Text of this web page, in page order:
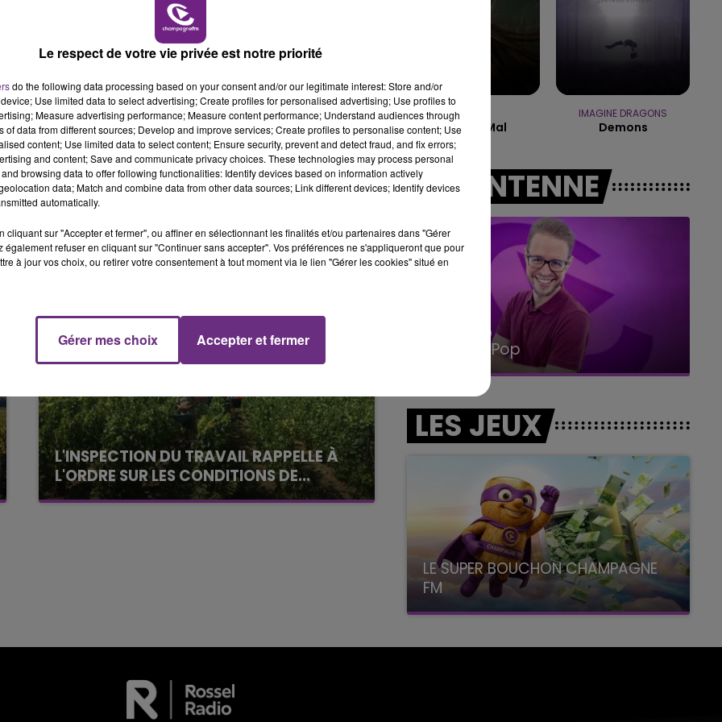
10h00 - 14h00
LE TICKET DE CAISSE
de la Ronron Association, une association de
« Le chat » est baptisé « Piano ». Il est pris en charge
à déchiffrer un tatouage. D’après le fichier, Piano a
mais ravie, que son bien-aimé Pitchoun avait disparu
une commune proche du quartier rémois où
quel a été son parcours depuis un an. « Ça
retrouvailles inespérées.
L'INSPECTION DU TRAVAIL RAPPELLE À
L'ORDRE SUR LES CONDITIONS DE...
Alors que les dates de début des vendange
Ca Fait Mal
IMAGINE DRAGONS
Demons
A L'ANTENNE
10h00 - 14h00
LE TICKET DE CAISSE
14h00 - 15h00
La Radio Pop
LES JEUX
LE SUPER BOUCHON CHAMPAGNE
FM
avec La Famille Champagne FM, à 8H10
Le respect de votre vie privée est notre priorité
do the following data processing based on your consent and/or our legitimate interest: Store and/or
Use limited data to select advertising; Create profiles for personalised advertising; Use profiles to
Measure advertising performance; Measure content performance; Understand audiences through
of data from different sources; Develop and improve services; Create profiles to personalise content; Use
content; Use limited data to select content; Ensure security, prevent and detect fraud, and fix errors;
and content; Save and communicate privacy choices. These technologies may process personal
browsing data to offer following functionalities: Identify devices based on information actively
data; Match and combine data from other data sources; Link different devices; Identify devices
automatically.
cliquant sur "Accepter et fermer", ou affiner en sélectionnant les finalités et/ou partenaires dans "Gérer
également refuser en cliquant sur "Continuer sans accepter". Vos préférences ne s'appliqueront que pour
à jour vos choix, ou retirer votre consentement à tout moment via le lien "Gérer les cookies" situé en
Gérer mes choix Accepter et fermer